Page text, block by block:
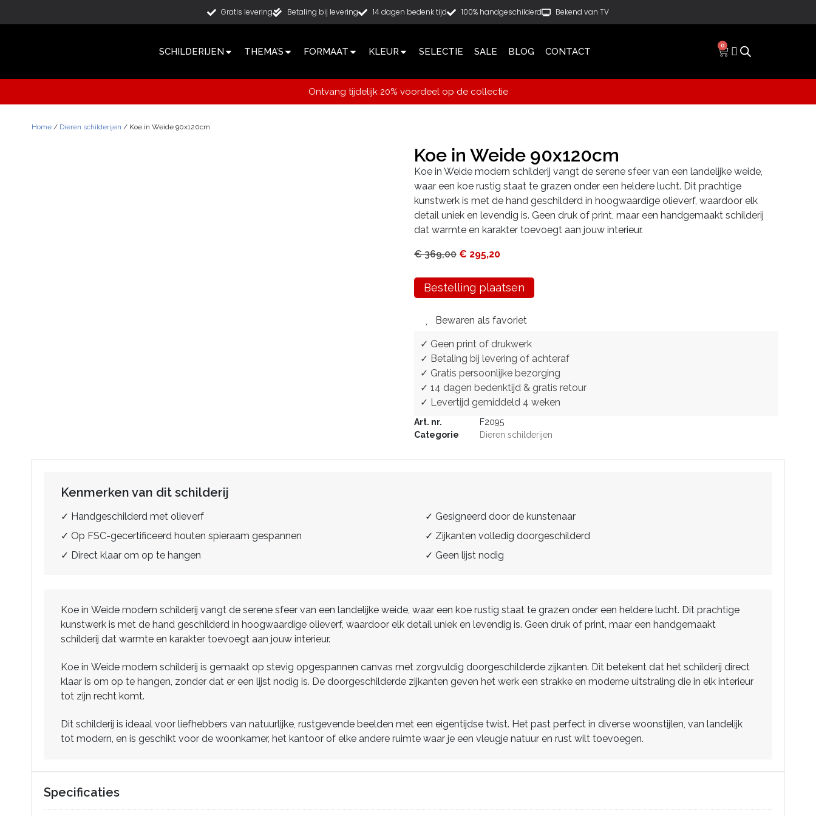
Gratis levering Betaling bij levering 14 dagen bedenk tijd 100% handgeschilderd Bekend van TV
SCHILDERIJEN THEMA’S FORMAAT KLEUR SELECTIE SALE BLOG CONTACT
0
Ontvang tijdelijk 20% voordeel op de collectie
Home / Dieren schilderijen / Koe in Weide 90x120cm
Koe in Weide 90x120cm
Koe in Weide modern schilderij vangt de serene sfeer van een landelijke weide,
waar een koe rustig staat te grazen onder een heldere lucht. Dit prachtige
kunstwerk is met de hand geschilderd in hoogwaardige olieverf, waardoor elk
detail uniek en levendig is. Geen druk of print, maar een handgemaakt schilderij
dat warmte en karakter toevoegt aan jouw interieur.
€369,00 € 295,20
Bestelling plaatsen
Bewaren als favoriet
✓ Geen print of drukwerk
✓ Betaling bij levering of achteraf
✓ Gratis persoonlijke bezorging
✓ 14 dagen bedenktijd & gratis retour
✓ Levertijd gemiddeld 4 weken
Art. nr.
F2095
Categorie
Dieren schilderijen
Kenmerken van dit schilderij
✓ Handgeschilderd met olieverf
✓ Gesigneerd door de kunstenaar
✓ Op FSC-gecertificeerd houten spieraam gespannen
✓ Zijkanten volledig doorgeschilderd
✓ Direct klaar om op te hangen
✓ Geen lijst nodig
Koe in Weide modern schilderij vangt de serene sfeer van een landelijke weide, waar een koe rustig staat te grazen onder een heldere lucht. Dit prachtige
kunstwerk is met de hand geschilderd in hoogwaardige olieverf, waardoor elk detail uniek en levendig is. Geen druk of print, maar een handgemaakt
schilderij dat warmte en karakter toevoegt aan jouw interieur.
Koe in Weide modern schilderij is gemaakt op stevig opgespannen canvas met zorgvuldig doorgeschilderde zijkanten. Dit betekent dat het schilderij direct
klaar is om op te hangen, zonder dat er een lijst nodig is. De doorgeschilderde zijkanten geven het werk een strakke en moderne uitstraling die in elk interieur
tot zijn recht komt.
Dit schilderij is ideaal voor liefhebbers van natuurlijke, rustgevende beelden met een eigentijdse twist. Het past perfect in diverse woonstijlen, van landelijk
tot modern, en is geschikt voor de woonkamer, het kantoor of elke andere ruimte waar je een vleugje natuur en rust wilt toevoegen.
Specificaties